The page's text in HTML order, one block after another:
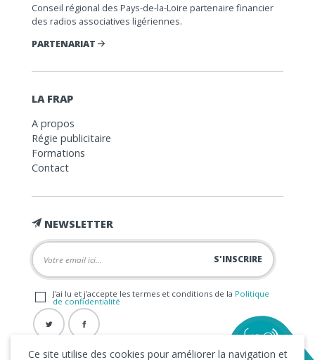
Conseil régional des Pays-de-la-Loire partenaire financier
des radios associatives ligériennes.
PARTENARIAT
LA FRAP
A propos
Régie publicitaire
Formations
Contact
NEWSLETTER
J'ai lu et j'accepte les termes et conditions de la Politique
de confidentialité
Ce site utilise des cookies pour améliorer la navigation et